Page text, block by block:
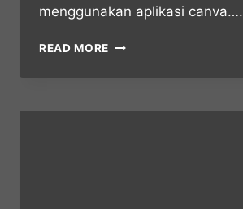
menggunakan aplikasi canva….
READ MORE